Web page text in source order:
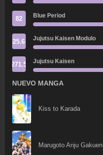
82 Blue Period
25.6 Jujutsu Kaisen Modulo
271.5 Jujutsu Kaisen
NUEVO MANGA
Kiss to Karada
Marugoto Anju Gakuen